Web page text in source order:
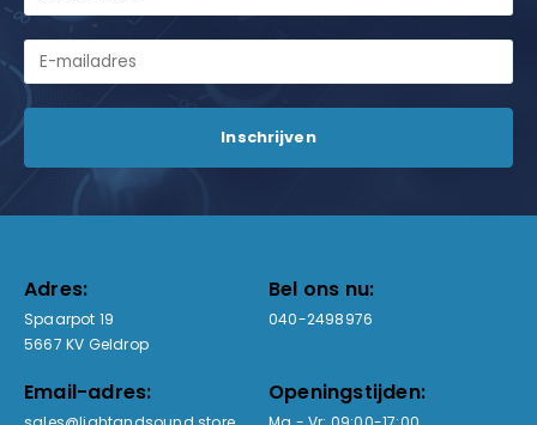
Adres:
Spaarpot 19
5667 KV Geldrop
Bel ons nu:
040-2498976
Email-adres: Openingstijden: